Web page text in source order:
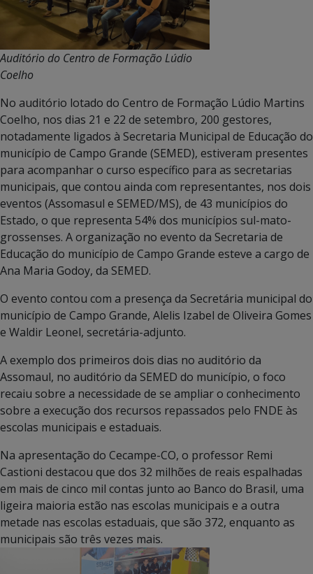
Auditório do Centro de Formação Lúdio
Coelho
No auditório lotado do Centro de Formação Lúdio Martins
Coelho, nos dias 21 e 22 de setembro, 200 gestores,
notadamente ligados à Secretaria Municipal de Educação do
município de Campo Grande (SEMED), estiveram presentes
para acompanhar o curso específico para as secretarias
municipais, que contou ainda com representantes, nos dois
eventos (Assomasul e SEMED/MS), de 43 municípios do
Estado, o que representa 54% dos municípios sul-mato-
grossenses. A organização no evento da Secretaria de
Educação do município de Campo Grande esteve a cargo de
Ana Maria Godoy, da SEMED.
O evento contou com a presença da Secretária municipal do
município de Campo Grande, Alelis Izabel de Oliveira Gomes
e Waldir Leonel, secretária-adjunto.
A exemplo dos primeiros dois dias no auditório da
Assomaul, no auditório da SEMED do município, o foco
recaiu sobre a necessidade de se ampliar o conhecimento
sobre a execução dos recursos repassados pelo FNDE às
escolas municipais e estaduais.
Na apresentação do Cecampe-CO, o professor Remi
Castioni destacou que dos 32 milhões de reais espalhadas
em mais de cinco mil contas junto ao Banco do Brasil, uma
ligeira maioria estão nas escolas municipais e a outra
metade nas escolas estaduais, que são 372, enquanto as
municipais são três vezes mais.